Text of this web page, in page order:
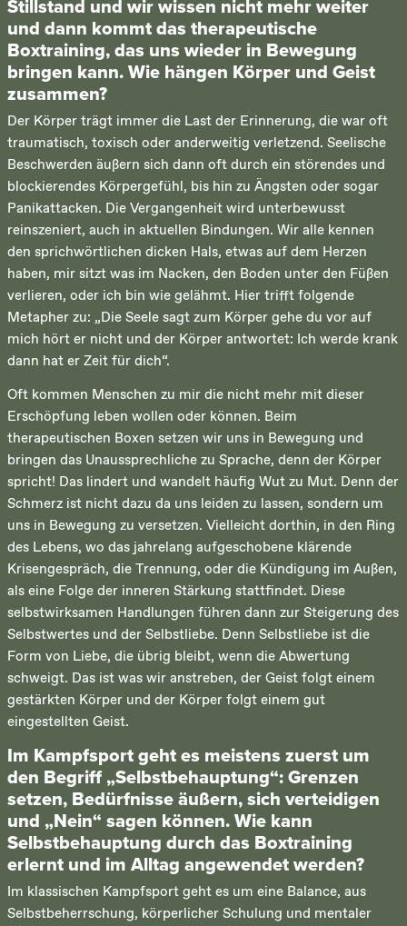
Stillstand und wir wissen nicht mehr weiter
und dann kommt das therapeutische
Boxtraining, das uns wieder in Bewegung
bringen kann. Wie hängen Körper und Geist
zusammen?
Der Körper trägt immer die Last der Erinnerung, die war oft
traumatisch, toxisch oder anderweitig verletzend. Seelische
Beschwerden äußern sich dann oft durch ein störendes und
blockierendes Körpergefühl, bis hin zu Ängsten oder sogar
Panikattacken. Die Vergangenheit wird unterbewusst
reinszeniert, auch in aktuellen Bindungen. Wir alle kennen
den sprichwörtlichen dicken Hals, etwas auf dem Herzen
haben, mir sitzt was im Nacken, den Boden unter den Füßen
verlieren, oder ich bin wie gelähmt. Hier trifft folgende
Metapher zu: „Die Seele sagt zum Körper gehe du vor auf
mich hört er nicht und der Körper antwortet: Ich werde krank
dann hat er Zeit für dich“.
Oft kommen Menschen zu mir die nicht mehr mit dieser
Erschöpfung leben wollen oder können. Beim
therapeutischen Boxen setzen wir uns in Bewegung und
bringen das Unaussprechliche zu Sprache, denn der Körper
spricht! Das lindert und wandelt häufig Wut zu Mut. Denn der
Schmerz ist nicht dazu da uns leiden zu lassen, sondern um
uns in Bewegung zu versetzen. Vielleicht dorthin, in den Ring
des Lebens, wo das jahrelang aufgeschobene klärende
Krisengespräch, die Trennung, oder die Kündigung im Außen,
als eine Folge der inneren Stärkung stattfindet. Diese
selbstwirksamen Handlungen führen dann zur Steigerung des
Selbstwertes und der Selbstliebe. Denn Selbstliebe ist die
Form von Liebe, die übrig bleibt, wenn die Abwertung
schweigt. Das ist was wir anstreben, der Geist folgt einem
gestärkten Körper und der Körper folgt einem gut
eingestellten Geist.
Im Kampfsport geht es meistens zuerst um
den Begriff „Selbstbehauptung“: Grenzen
setzen, Bedürfnisse äußern, sich verteidigen
und „Nein“ sagen können. Wie kann
Selbstbehauptung durch das Boxtraining
erlernt und im Alltag angewendet werden?
Im klassischen Kampfsport geht es um eine Balance, aus
Selbstbeherrschung, körperlicher Schulung und mentaler